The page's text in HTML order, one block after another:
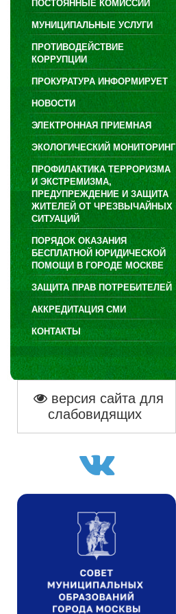
ПОСТОЯННЫЕ КОМИССИИ
МУНИЦИПАЛЬНЫЕ УСЛУГИ
ПРОТИВОДЕЙСТВИЕ
КОРРУПЦИИ
ПРОКУРАТУРА ИНФОРМИРУЕТ
НОВОСТИ
ЭЛЕКТРОННАЯ ПРИЕМНАЯ
ЭКОЛОГИЧЕСКИЙ МОНИТОРИНГ
ПРОФИЛАКТИКА ТЕРРОРИЗМА
И ЭКСТРЕМИЗМА,
ПРЕДУПРЕЖДЕНИЕ И ЗАЩИТА
ЖИТЕЛЕЙ ОТ ЧРЕЗВЫЧАЙНЫХ
СИТУАЦИЙ
ПОРЯДОК ОКАЗАНИЯ
БЕСПЛАТНОЙ ЮРИДИЧЕСКОЙ
ПОМОЩИ В ГОРОДЕ МОСКВЕ
ЗАЩИТА ПРАВ ПОТРЕБИТЕЛЕЙ
АККРЕДИТАЦИЯ СМИ
КОНТАКТЫ
версия сайта для
слабовидящих